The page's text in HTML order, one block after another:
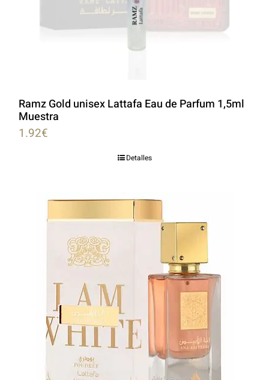
Ramz Gold unisex Lattafa Eau de Parfum 1,5ml
Muestra
1.92€
Detalles